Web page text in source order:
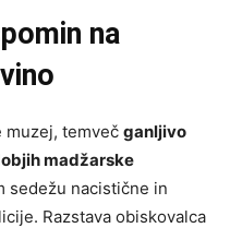
na
muzej, temveč ganljivo
madžarske
sedežu nacistične in
Razstava obiskovalca